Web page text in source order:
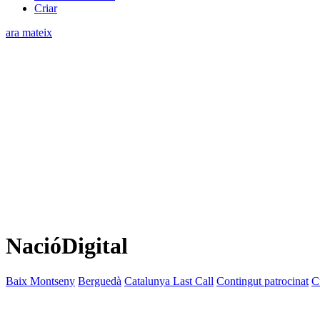
Criar
ara mateix
NacióDigital
Baix Montseny Berguedà Catalunya Last Call Contingut patrocinat